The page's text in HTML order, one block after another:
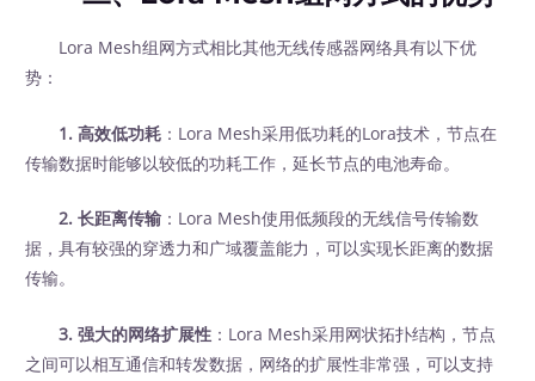
Lora Mesh组网方式相比其他无线传感器网络具有以下优
势：
1. 高效低功耗 ：Lora Mesh采用低功耗的Lora技术，节点在
传输数据时能够以较低的功耗工作，延长节点的电池寿命。
2. 长距离传输 ：Lora Mesh使用低频段的无线信号传输数
据，具有较强的穿透力和广域覆盖能力，可以实现长距离的数据
传输。
3. 强大的网络扩展性 ：Lora Mesh采用网状拓扑结构，节点
之间可以相互通信和转发数据，网络的扩展性非常强，可以支持